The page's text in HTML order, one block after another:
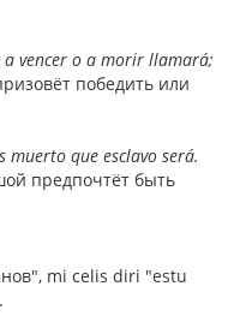
vencer o a morir llamará;
победить или
que esclavo será.
предпочтёт быть
mi celis diri "estu